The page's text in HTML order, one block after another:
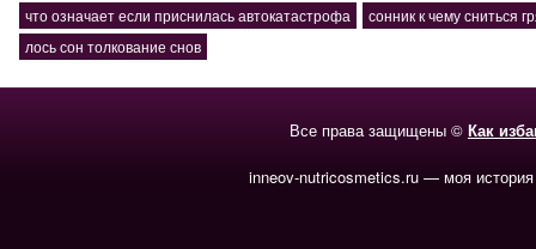
что означает если приснилась автокатастрофа
сонник к чему сниться
лось сон толкование снов
Все права защищены © Как
inneov-nutricosmetics.ru — моя